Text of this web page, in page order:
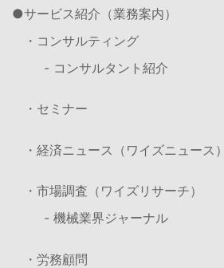
サービス紹介（業務案内）
・コンサルティング
- コンサルタント紹介
・セミナー
・経済ニュース（ワイズニュース）
・市場調査（ワイズリサーチ）
- 機械業界ジャーナル
・労務顧問